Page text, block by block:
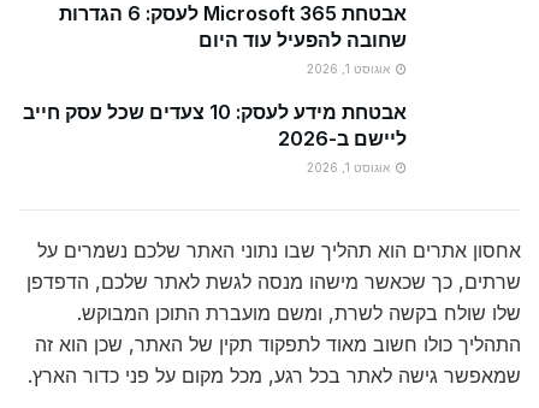
אבטחת Microsoft 365 לעסק: 6 הגדרות
שחובה להפעיל עוד היום
אוגוסט 1, 2026
אבטחת מידע לעסק: 10 צעדים שכל עסק חייב
ליישם ב-2026
אוגוסט 1, 2026
אחסון אתרים הוא תהליך שבו נתוני האתר שלכם נשמרים על
שרתים, כך שכאשר מישהו מנסה לגשת לאתר שלכם, הדפדפן
שלו שולח בקשה לשרת, ומשם מועברת התוכן המבוקש.
התהליך כולו חשוב מאוד לתפקוד תקין של האתר, שכן הוא זה
שמאפשר גישה לאתר בכל רגע, מכל מקום על פני כדור הארץ.